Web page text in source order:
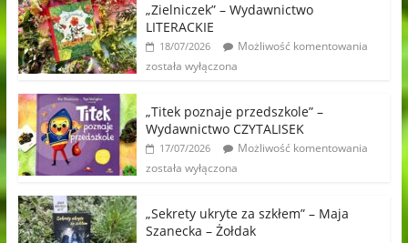
„Zielniczek” – Wydawnictwo
LITERACKIE
18/07/2026
Możliwość komentowania
została wyłączona
„Titek poznaje przedszkole” –
Wydawnictwo CZYTALISEK
17/07/2026
Możliwość komentowania
została wyłączona
„Sekrety ukryte za szkłem” – Maja
Szanecka – Żołdak